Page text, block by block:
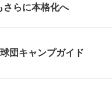
さらに本格化へ
団キャンプガイド